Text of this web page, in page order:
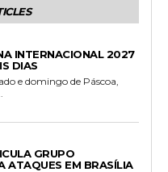
INTERNACIONAL 2027
DIAS
e domingo de Páscoa,
GRUPO
ATAQUES EM BRASÍLIA